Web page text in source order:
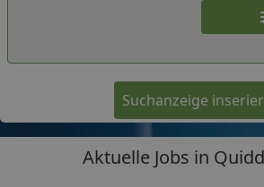
Suchanzeige
Aktuelle Jobs in